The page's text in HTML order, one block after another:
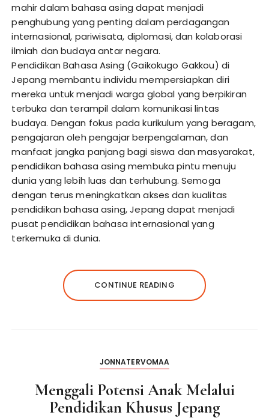
mahir dalam bahasa asing dapat menjadi
penghubung yang penting dalam perdagangan
internasional, pariwisata, diplomasi, dan kolaborasi
ilmiah dan budaya antar negara.
Pendidikan Bahasa Asing (Gaikokugo Gakkou) di
Jepang membantu individu mempersiapkan diri
mereka untuk menjadi warga global yang berpikiran
terbuka dan terampil dalam komunikasi lintas
budaya. Dengan fokus pada kurikulum yang beragam,
pengajaran oleh pengajar berpengalaman, dan
manfaat jangka panjang bagi siswa dan masyarakat,
pendidikan bahasa asing membuka pintu menuju
dunia yang lebih luas dan terhubung. Semoga
dengan terus meningkatkan akses dan kualitas
pendidikan bahasa asing, Jepang dapat menjadi
pusat pendidikan bahasa internasional yang
terkemuka di dunia.
CONTINUE READING
JONNATERVOMAA
Menggali Potensi Anak Melalui
Pendidikan Khusus Jepang